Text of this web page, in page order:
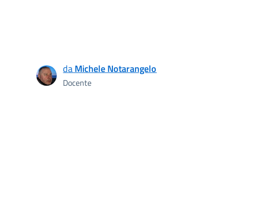
daMichele Notarangelo
Docente